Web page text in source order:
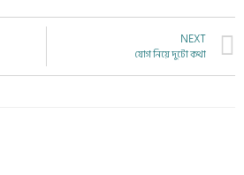
NEXT
যোগ নিয়ে দুটো কথা